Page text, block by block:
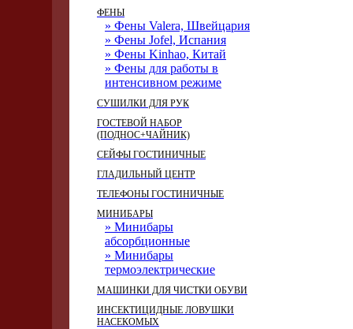
ФЕНЫ
» Фены Valera, Швейцария
» Фены Jofel, Испания
» Фены Kinhao, Китай
» Фены для работы в
интенсивном режиме
СУШИЛКИ ДЛЯ РУК
ГОСТЕВОЙ НАБОР
(ПОДНОС+ЧАЙНИК)
СЕЙФЫ ГОСТИНИЧНЫЕ
ГЛАДИЛЬНЫЙ ЦЕНТР
ТЕЛЕФОНЫ ГОСТИНИЧНЫЕ
МИНИБАРЫ
» Минибары
абсорбционные
» Минибары
термоэлектрические
МАШИНКИ ДЛЯ ЧИСТКИ ОБУВИ
ИНСЕКТИЦИДНЫЕ ЛОВУШКИ
НАСЕКОМЫХ